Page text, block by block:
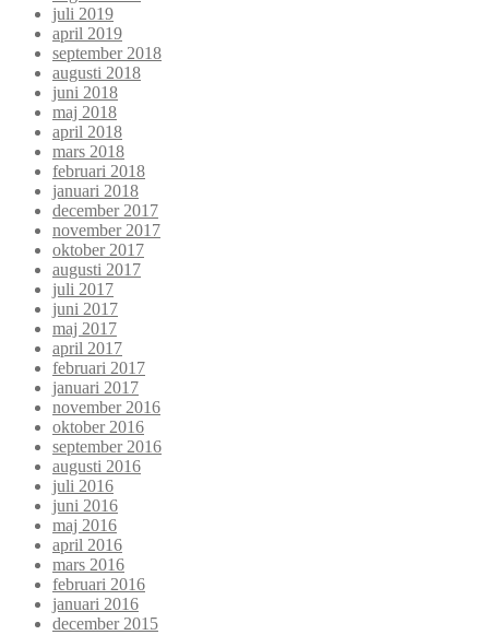
juli 2019
april 2019
september 2018
augusti 2018
juni 2018
maj 2018
april 2018
mars 2018
februari 2018
januari 2018
december 2017
november 2017
oktober 2017
augusti 2017
juli 2017
juni 2017
maj 2017
april 2017
februari 2017
januari 2017
november 2016
oktober 2016
september 2016
augusti 2016
juli 2016
juni 2016
maj 2016
april 2016
mars 2016
februari 2016
januari 2016
december 2015